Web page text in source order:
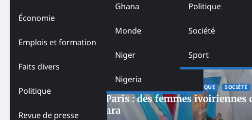
Économie
Emplois et formation
Faits divers
Politique
Revue de presse
Ghana
Monde
Niger
Nigeria
Politique
Société
Sport
ACTUALITES POLITIQUE SOCIÉTÉ
Manifestation à Paris : des femmes
d’Alassane Ouattara